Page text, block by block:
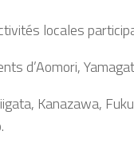
locales
d’Aomori,
Kanazawa,